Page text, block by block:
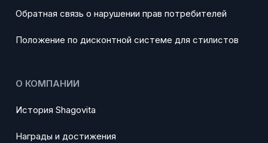
Обратная связь о нарушении прав потребителей
Положение по дисконтной системе для стилистов
О КОМПАНИИ
История Shagovita
Награды и достижения